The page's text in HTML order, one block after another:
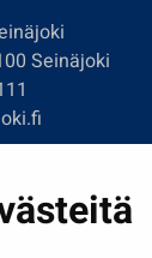
Seinäjoki